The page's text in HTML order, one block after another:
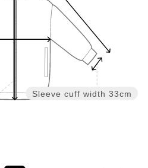
Sleeve cuff width 33cm